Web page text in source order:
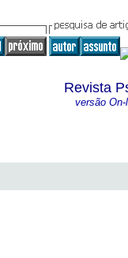
Revista
versão On-